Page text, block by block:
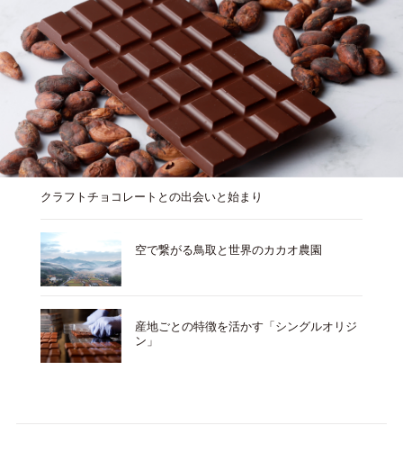
クラフトチョコレートとの出会いと始まり
空で繋がる鳥取と世界のカカオ農園
産地ごとの特徴を活かす「シングルオリジ
ン」